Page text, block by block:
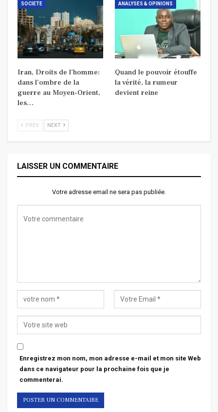
SOCIETE
Iran, Droits de l’homme:
dans l’ombre de la
guerre au Moyen-Orient,
les…
ANALYSES & OPINIONS
Quand le pouvoir étouffe
la vérité, la rumeur
devient reine
PREV NEXT
LAISSER UN COMMENTAIRE
Votre adresse email ne sera pas publiée.
Enregistrez mon nom, mon adresse e-mail et mon site Web
dans ce navigateur pour la prochaine fois que je
commenterai.